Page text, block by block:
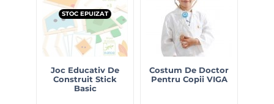
STOC EPUIZAT
Joc Educativ De
Construit Stick
Basic
Costum De Doctor
Pentru Copii VIGA